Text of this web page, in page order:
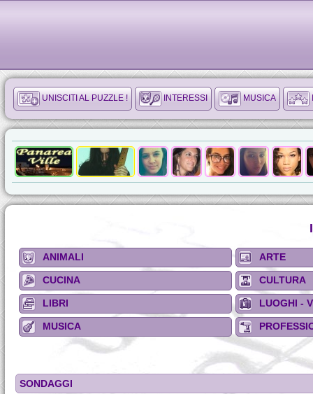
UNISCITI AL PUZZLE ! INTERESSI MUSICA
ANIMALI ARTE
CUCINA CULTURA
LIBRI LUOGHI -
MUSICA
SONDAGGI